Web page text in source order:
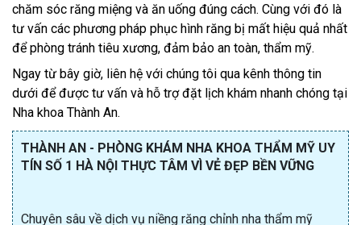
chăm sóc răng miệng và ăn uống đúng cách. Cùng với đó là
tư vấn các phương pháp phục hình răng bị mất hiệu quả nhất
để phòng tránh tiêu xương, đảm bảo an toàn, thẩm mỹ.
Ngay từ bây giờ, liên hệ với chúng tôi qua kênh thông tin
dưới để được tư vấn và hỗ trợ đặt lịch khám nhanh chóng tại
Nha khoa Thành An.
THÀNH AN - PHÒNG KHÁM NHA KHOA THẨM MỸ UY
TÍN SỐ 1 HÀ NỘI THỰC TÂM VÌ VẺ ĐẸP BỀN VỮNG
Chuyên sâu về dịch vụ niềng răng chỉnh nha thẩm mỹ